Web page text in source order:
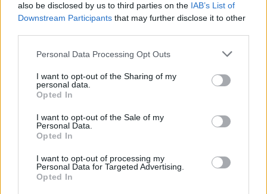
also be disclosed by us to third parties on the IAB’s List of
Downstream Participants that may further disclose it to other
Personal Data Processing Opt Outs
I want to opt-out of the Sharing of my
personal data.
Opted In
I want to opt-out of the Sale of my
Personal Data.
Opted In
I want to opt-out of processing my
Personal Data for Targeted Advertising.
Opted In
Leijonat eteni mitalipeleihin hallitsevana maailmanmestarina
Kanada kaatoi omassa iltaottelussaan Venäjän. Toisessa
semifinaalissa vastakkain ovat Pohjois-Amerikan maat
Yhdysvallat ja Kanada.